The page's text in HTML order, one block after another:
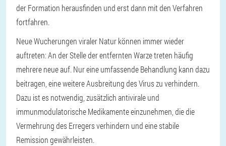
der Formation herausfinden und erst dann mit den Verfahren
fortfahren.
Neue Wucherungen viraler Natur können immer wieder
auftreten: An der Stelle der entfernten Warze treten häufig
mehrere neue auf. Nur eine umfassende Behandlung kann dazu
beitragen, eine weitere Ausbreitung des Virus zu verhindern.
Dazu ist es notwendig, zusätzlich antivirale und
immunmodulatorische Medikamente einzunehmen, die die
Vermehrung des Erregers verhindern und eine stabile
Remission gewährleisten.